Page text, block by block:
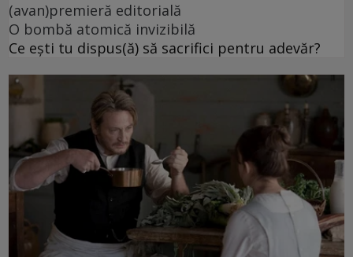
(avan)premieră editorială
O bombă atomică invizibilă
Ce ești tu dispus(ă) să sacrifici pentru adevăr?